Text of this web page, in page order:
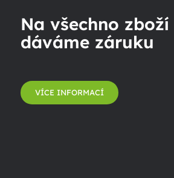
Na všechno zboží
dáváme záruku
VÍCE INFORMACÍ